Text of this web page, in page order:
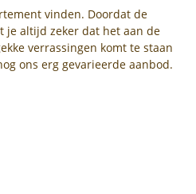
vinden. Doordat de
je altijd zeker dat het aan de
verrassingen komt te staan
ons erg gevarieerde aanbod.